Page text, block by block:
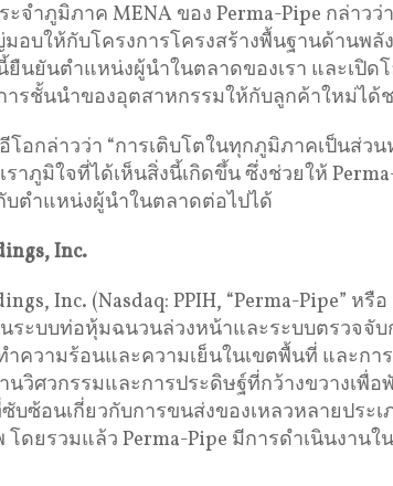
ะจําภูมิภาค MENA ของ Perma-Pipe กล่าวว่า
อบให้กับโครงการโครงสร้างพื้นฐานด้านพลั
ยืนยันตําแหน่งผู้นําในตลาดของเรา และเปิด
รชั้นนําของอุตสาหกรรมให้กับลูกค้าใหม่ได้
อกล่าวว่า “การเติบโตในทุกภูมิภาคเป็นส่วน
าภูมิใจที่ได้เห็นสิ่งนี้เกิดขึ้น ซึ่งช่วยให้
บตําแหน่งผู้นําในตลาดต่อไปได้
Inc.
Inc. (Nasdaq: PPIH, “Perma-Pipe” หรือ
ระบบท่อหุ้มฉนวนล่วงหน้าและระบบตรวจจับ
ความร้อนและความเย็นในเขตพื้นที่ และกา
วิศวกรรมและการประดิษฐ์ที่กว้างขวางเพื่
ซ้อนเกี่ยวกับการขนส่งของเหลวหลายประเ
ยรวมแล้ว Perma-Pipe มีการดําเนินงานใน